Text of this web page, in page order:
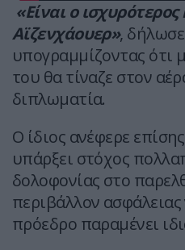
«Είναι ο
Αϊζενχάουερ»,
υπογραμμίζοντας ότι
του θα τίναζε στον
διπλωματία.
Ο ίδιος ανέφερε
υπάρξει στόχος
δολοφονίας στο
περιβάλλον
πρόεδρο παραμένει